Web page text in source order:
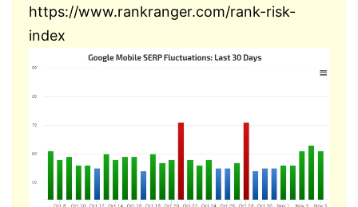
https://www.rankranger.com/rank-risk-
index